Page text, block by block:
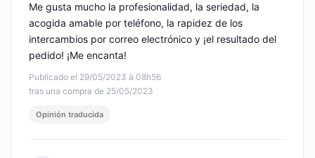
Publicado el 29/05/2023 à 08h56
tras una compra de 25/05/2023
Me gusta mucho la profesionalidad, la seriedad, la
acogida amable por teléfono, la rapidez de los
intercambios por correo electrónico y ¡el resultado del
pedido! ¡Me encanta!
Opinión traducida